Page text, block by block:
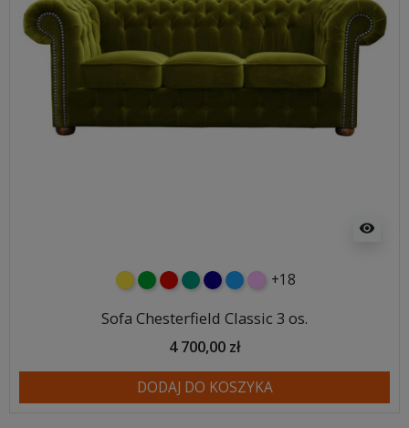
visibility
żółtyzielonyczerwony
turkusowy
granatowy
niebieski
różowy
+18
Sofa Chesterfield Classic 3 os.
4 700,00 zł
DODAJ DO KOSZYKA